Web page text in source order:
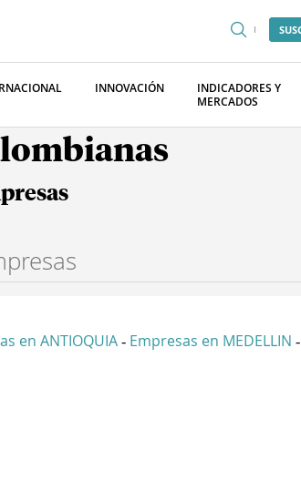
INNOVACIÓN
INDICADORES Y
MERCADOS
en ANTIOQUIA - Empresas en MEDELLIN -